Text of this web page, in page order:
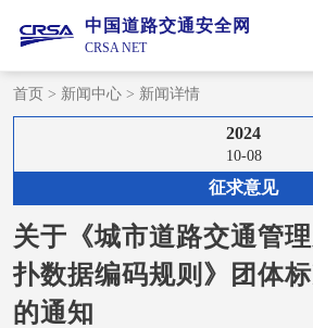
中国道路交通安全网
CRSA NET
首页 > 新闻中心 > 新闻详情
2024
10-08
征求意见
关于《城市道路交通管
扑数据编码规则》团体
的通知